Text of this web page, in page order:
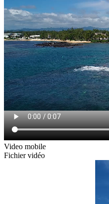
Video mobile
Fichier vidéo